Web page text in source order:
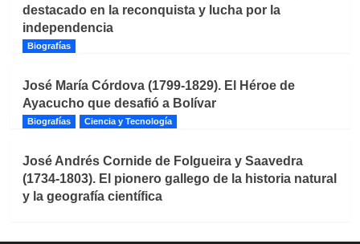
destacado en la reconquista y lucha por la
independencia
Biografías
José María Córdova (1799-1829). El Héroe de
Ayacucho que desafió a Bolívar
Biografías Ciencia y Tecnología
José Andrés Cornide de Folgueira y Saavedra
(1734-1803). El pionero gallego de la historia natural
y la geografía científica